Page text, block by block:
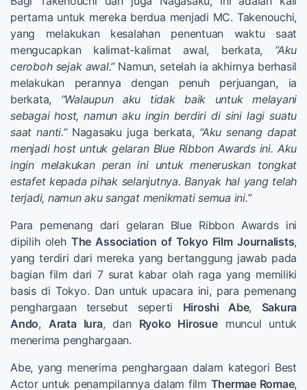
pertama untuk mereka berdua menjadi MC. Takenouchi,
yang melakukan kesalahan penentuan waktu saat
mengucapkan kalimat-kalimat awal, berkata, “Aku
ceroboh sejak awal.”Namun, setelah ia akhirnya berhasil
melakukan perannya dengan penuh perjuangan, ia
berkata, “Walaupun aku tidak baik untuk melayani
sebagai host, namun aku ingin berdiri di sini lagi suatu
saat nanti.”Nagasaku juga berkata, “Aku senang dapat
menjadi host untuk gelaran Blue Ribbon Awards ini. Aku
ingin melakukan peran ini untuk meneruskan tongkat
estafet kepada pihak selanjutnya. Banyak hal yang telah
terjadi, namun aku sangat menikmati semua ini.”
Para pemenang dari gelaran Blue Ribbon Awards ini
dipilih oleh The Association of Tokyo Film Journalists,
yang terdiri dari mereka yang bertanggung jawab pada
bagian film dari 7 surat kabar olah raga yang memiliki
basis di Tokyo. Dan untuk upacara ini, para pemenang
penghargaan tersebut seperti Hiroshi Abe, Sakura
Ando, Arata Iura, dan Ryoko Hirosuemuncul untuk
menerima penghargaan.
Abe, yang menerima penghargaan dalam kategori Best
Actor untuk penampilannya dalam film Thermae Romae,